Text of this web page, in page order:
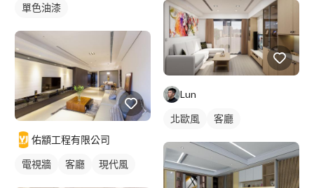
單色油漆
佑顓工程有限公司
電視牆 客廳 現代風
Lun
北歐風 客廳